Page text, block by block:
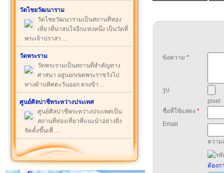
วัดไชยวัฒนาราม
วัดไชยวัฒนารามเป็นสถานที่ท่อง
เที่ยวที่น่าสนใจอีกแห่งหนึ่ง เป็นวัดที่
พระเจ้าปราสา ...
วัดพระราม
วัดพระรามเป็นสถานที่สำคัญทาง
ศาสนา อยู่นอกเขตพระราชวังไป
ทางด้านทิศตะวันออก ตรงข้า ...
ศูนย์ศิลปาชีพระหว่างประเทศ
ศูนย์ศิลปาชีพระหว่างประเทศเป็น
สถานที่ท่องเที่ยวที่แนะนำอย่างยิ่ง
จัดตั้งขึ้นเพื่ ...
ข้อความ *
รูป
pixel
ชื่อที่ใช้แสดง *
Email
ความ
ต้องก